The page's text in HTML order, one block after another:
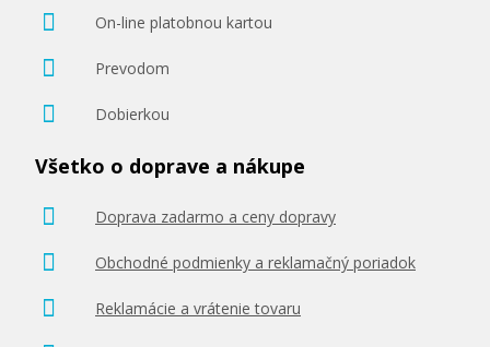
On-line platobnou kartou
Prevodom
Dobierkou
Všetko o doprave a nákupe
Doprava zadarmo a ceny dopravy
Obchodné podmienky a reklamačný poriadok
Reklamácie a vrátenie tovaru